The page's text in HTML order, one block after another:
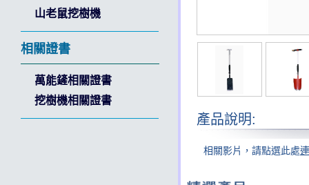
山老鼠挖樹機
相關證書
萬能鏟相關證書
挖樹機相關證書
產品說明:
相關影片，請點選此處